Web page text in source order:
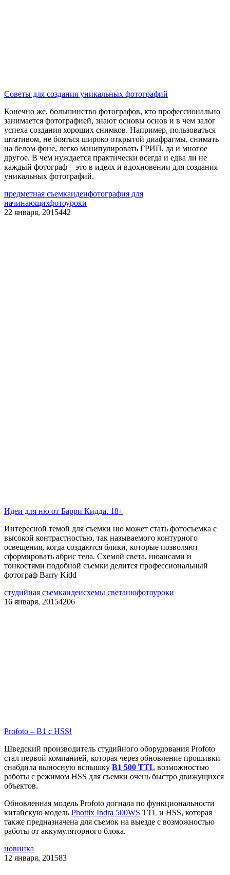
Советы для создания уникальных фотографий
Конечно же, большинство фотографов, кто профессионально
занимается фотографией, знают основы основ и в чем залог
успеха создания хороших снимков. Например, пользоваться
штативом, не бояться широко открытой диафрагмы, снимать
на белом фоне, легко манипулировать ГРИП, да и многое
другое. В чем нуждается практически всегда и едва ли не
каждый фотограф – это в идеях и вдохновении для создания
уникальных фотографий.
предметная съемкаидеифотография для
начинающихфотоуроки
22 января, 2015442
Идеи для ню от Барри Кидда. 18+
Интересной темой для съемки ню может стать фотосъемка с
высокой контрастностью, так называемого контурного
освещения, когда создаются блики, которые позволяют
сформировать абрис тела. Схемой света, нюансами и
тонкостями подобной съемки делится профессиональный
фотограф Barry Kidd
студийная съемкаидеисхемы светанюфотоуроки
16 января, 20154206
Profoto – B1 c HSS!
Шведский производитель студийного оборудования Profoto
стал первой компанией, которая через обновление прошивки
снабдила выносную вспышку B1 500 TTL возможностью
работы с режимом HSS для съемки очень быстро движущихся
объектов.
Обновленная модель Profoto догнала по функциональности
китайскую модель Phottix Indra 500WS TTL и HSS, которая
также предназначена для съемок на выезде с возможностью
работы от аккумуляторного блока.
новинка
12 января, 201583